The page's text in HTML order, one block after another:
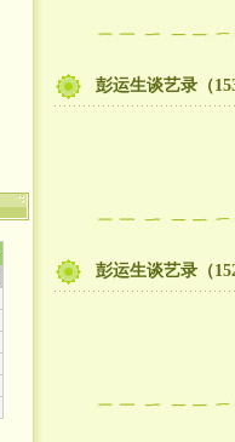
彭运生谈艺录（
彭运生谈艺录（